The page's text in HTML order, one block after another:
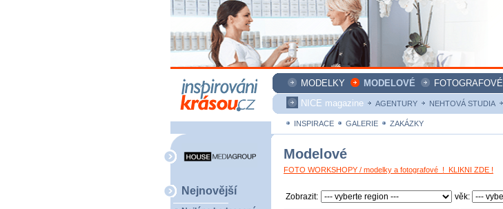
MODELKY MODELOVÉ FOTOGRAFOVÉ
NICE magazine
AGENTURY NEHTOVÁ STUDIA
INSPIRACE GALERIE ZAKÁZKY
Nejnovější
Modelové
FOTO WORKSHOPY / modelky a fotografové ! KLIKNI ZDE !
Zobrazit: věk: